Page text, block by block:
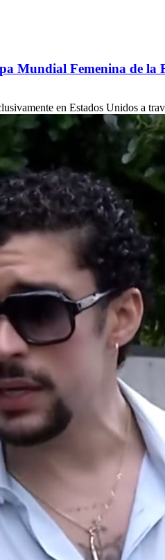
Mundial Femenina de la
en Estados Unidos a